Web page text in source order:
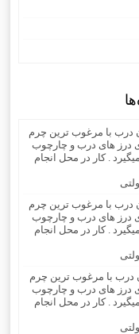
با مرغوب ترین چرم
درز های درب و چارچوب
. کار در محل انجام
با مرغوب ترین چرم
درز های درب و چارچوب
. کار در محل انجام
با مرغوب ترین چرم
درز های درب و چارچوب
. کار در محل انجام